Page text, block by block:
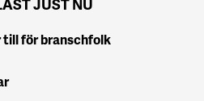
till för branschfolk